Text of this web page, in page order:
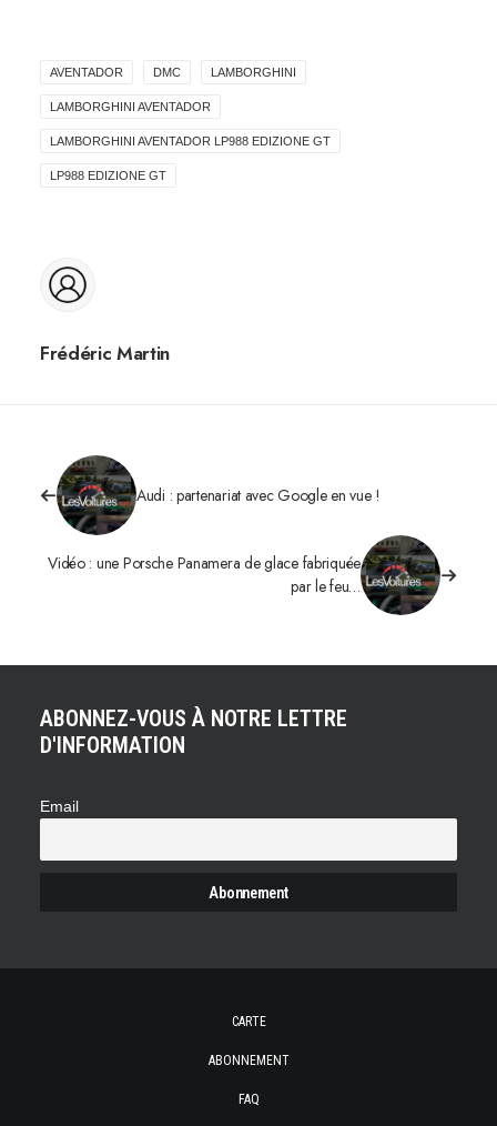
AVENTADOR DMC LAMBORGHINI
LAMBORGHINI AVENTADOR
LAMBORGHINI AVENTADOR LP988 EDIZIONE GT
LP988 EDIZIONE GT
Frédéric Martin
Audi : partenariat avec Google en vue !
Vidéo : une Porsche Panamera de glace fabriquée
par le feu…
ABONNEZ-VOUS À NOTRE LETTRE
D'INFORMATION
Email
CARTE
ABONNEMENT
FAQ